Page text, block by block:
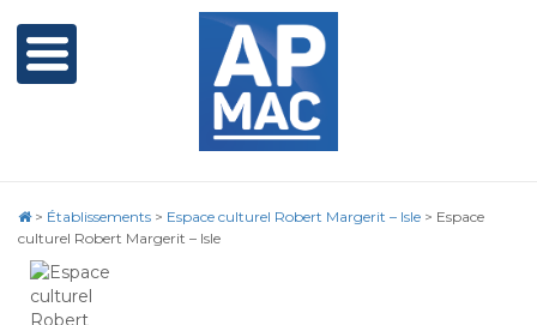
> Établissements > Espace culturel Robert Margerit – Isle > Espace
culturel Robert Margerit – Isle